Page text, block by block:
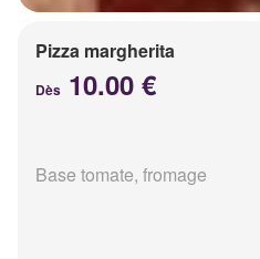
Pizza margherita
Dès 10.00 €
Base tomate, fromage